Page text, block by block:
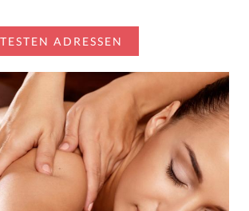
ADRESSEN